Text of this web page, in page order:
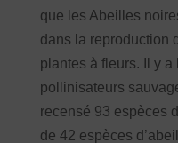
que les Abeilles
dans la reproduction
plantes à fleurs. Il y a
pollinisateurs
recensé 93 espèces
de 42 espèces